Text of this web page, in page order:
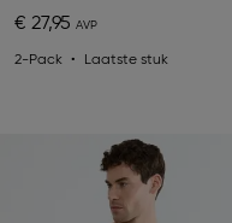
€ 27,95
2-Pack Laatste stuk